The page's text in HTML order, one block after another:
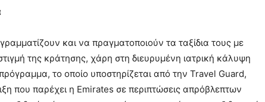
και να πραγματοποιούν τα ταξίδια τους με
της κράτησης, χάρη στη διευρυμένη ιατρική κάλυψη
το οποίο υποστηρίζεται από την Travel Guard,
που παρέχει η Emirates σε περιπτώσεις απρόβλεπτων